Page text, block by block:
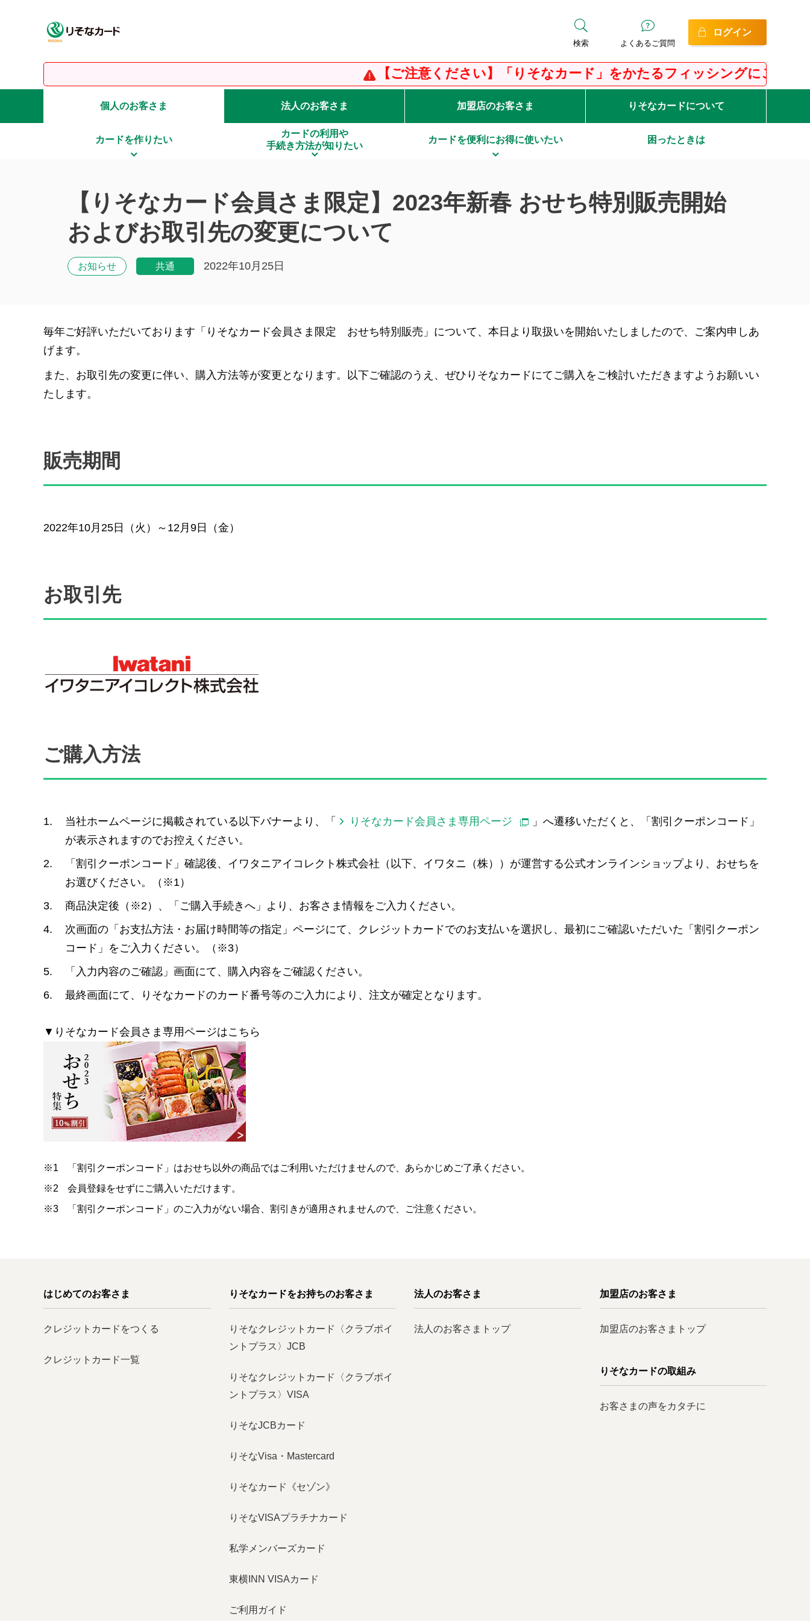
検索 よくあるご質問
ログイン
【ご注意ください】「りそなカード」をかたるフィッシングにご注意ください
個人のお客さま 法人のお客さま 加盟店のお客さま りそなカードについて
カードを作りたい
カードの利用や
手続き方法が知りたい
カードを便利にお得に使いたい 困ったときは
【りそなカード会員さま限定】2023年新春 おせち特別販売開始
およびお取引先の変更について
お知らせ 共通 2022年10月25日
毎年ご好評いただいております「りそなカード会員さま限定 おせち特別販売」について、本日より取扱いを開始いたしましたので、ご案内申しあ
げます。
また、お取引先の変更に伴い、購入方法等が変更となります。以下ご確認のうえ、ぜひりそなカードにてご購入をご検討いただきますようお願いい
たします。
販売期間
2022年10月25日（火）～12月9日（金）
お取引先
ご購入方法
1. 当社ホームページに掲載されている以下バナーより、「 りそなカード会員さま専用ページ
」へ遷移いただくと、「割引クーポンコード」
が表示されますのでお控えください。
2.
「割引クーポンコード」確認後、イワタニアイコレクト株式会社（以下、イワタニ（株））が運営する公式オンラインショップより、おせちを
お選びください。（※1）
3.
商品決定後（※2）、「ご購入手続きへ」より、お客さま情報をご入力ください。
4.
次画面の「お支払方法・お届け時間等の指定」ページにて、クレジットカードでのお支払いを選択し、最初にご確認いただいた「割引クーポン
コード」をご入力ください。（※3）
5.
「入力内容のご確認」画面にて、購入内容をご確認ください。
6.
最終画面にて、りそなカードのカード番号等のご入力により、注文が確定となります。
▼りそなカード会員さま専用ページはこちら
※1
「割引クーポンコード」はおせち以外の商品ではご利用いただけませんので、あらかじめご了承ください。
※2
会員登録をせずにご購入いただけます。
※3
「割引クーポンコード」のご入力がない場合、割引きが適用されませんので、ご注意ください。
はじめてのお客さま
クレジットカードをつくる
クレジットカード一覧
りそなカードをお持ちのお客さま
りそなクレジットカード〈クラブポイ
ントプラス〉JCB
りそなクレジットカード〈クラブポイ
ントプラス〉VISA
りそなJCBカード
りそなVisa・Mastercard
りそなカード《セゾン》
りそなVISAプラチナカード
私学メンバーズカード
東横INN VISAカード
ご利用ガイド
法人のお客さま
法人のお客さまトップ
加盟店のお客さま
加盟店のお客さまトップ
りそなカードの取組み
お客さまの声をカタチに